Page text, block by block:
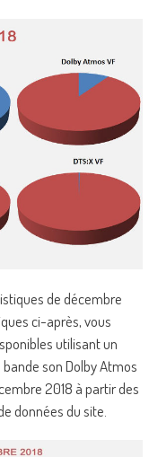
de décembre
ci-après, vous
utilisant un
bande son Dolby Atmos
2018 à partir des
données du site.